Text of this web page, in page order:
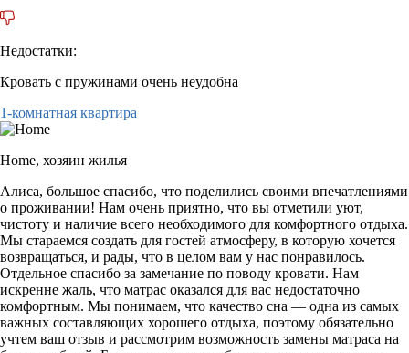
Недостатки:
Кровать с пружинами очень неудобна
1-комнатная квартира
Home, хозяин жилья
Алиса, большое спасибо, что поделились своими впечатлениями
о проживании! Нам очень приятно, что вы отметили уют,
чистоту и наличие всего необходимого для комфортного отдыха.
Мы стараемся создать для гостей атмосферу, в которую хочется
возвращаться, и рады, что в целом вам у нас понравилось.
Отдельное спасибо за замечание по поводу кровати. Нам
искренне жаль, что матрас оказался для вас недостаточно
комфортным. Мы понимаем, что качество сна — одна из самых
важных составляющих хорошего отдыха, поэтому обязательно
учтем ваш отзыв и рассмотрим возможность замены матраса на